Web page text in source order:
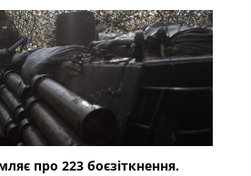
про 223 боєзіткнення.